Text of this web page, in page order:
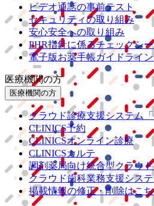
ビデオ通話の事前テスト
セキュリティの取り組み
安心安全への取り組み
PHR指針に係るチェックシ
電子版お薬手帳ガイドライ
医療機関の方
医療機関の方
クラウド診療支援システム
CLINICS予約
CLINICSオンライン診療
CLINICSカルテ
調剤薬局向け統合型クラウ
クラウド歯科業務支援シス
掲載情報の修正・削除はこち